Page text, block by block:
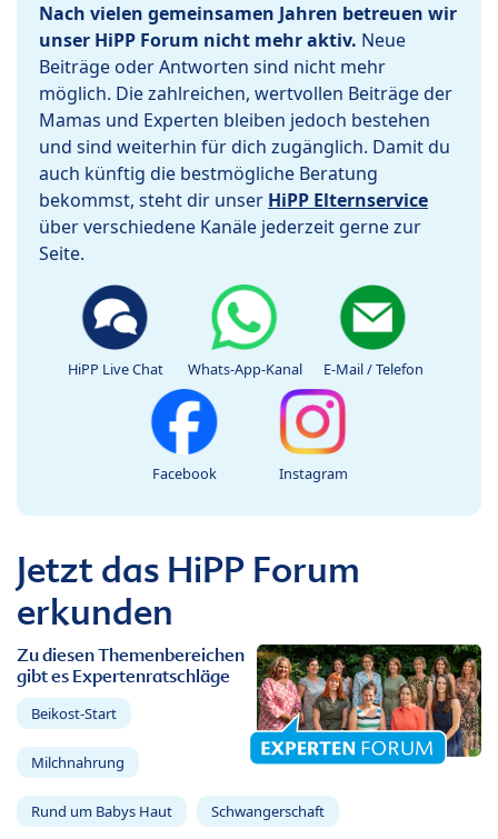
Nach vielen gemeinsamen Jahren betreuen wir
unser HiPP Forum nicht mehr aktiv. Neue
Beiträge oder Antworten sind nicht mehr
möglich. Die zahlreichen, wertvollen Beiträge der
Mamas und Experten bleiben jedoch bestehen
und sind weiterhin für dich zugänglich. Damit du
auch künftig die bestmögliche Beratung
bekommst, steht dir unser HiPP Elternservice
über verschiedene Kanäle jederzeit gerne zur
Seite.
HiPP Live Chat Whats-App-Kanal E-Mail / Telefon
Facebook Instagram
Jetzt das HiPP Forum
erkunden
Zu diesen Themenbereichen
gibt es Expertenratschläge
Beikost-Start
Milchnahrung
Rund um Babys Haut Schwangerschaft